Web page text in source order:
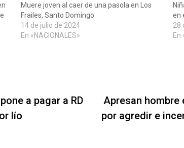
Muere joven al caer de una pasola en Los
Frailes, Santo Domingo
14 de julio de 2024
En «NACIONALES»
en
28
En
a pagar a RD
lío
Apresan hombre
por agredir e